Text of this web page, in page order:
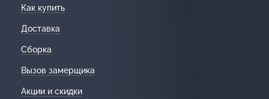
Как купить
Доставка
Сборка
Вызов замерщика
Акции и скидки